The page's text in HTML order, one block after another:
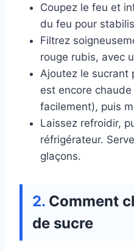
Coupez le feu et
du feu pour
Filtrez
rouge rubis, avec
Ajoutez le sucrant
est encore chaude
facilement), puis
Laissez refroidir,
réfrigérateur.
glaçons.
Comment
de sucre